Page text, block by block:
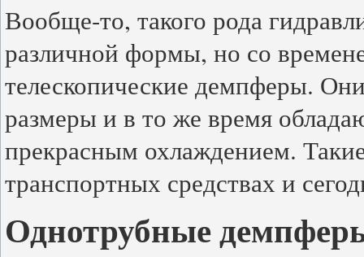
Вообще-то, такого рода
различной формы, но со
телескопические демпферы.
размеры и в то же время
прекрасным охлаждением.
транспортных средствах и
Однотрубные